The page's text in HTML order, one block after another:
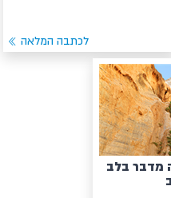
לכתבה המלאה
מדבר בלב